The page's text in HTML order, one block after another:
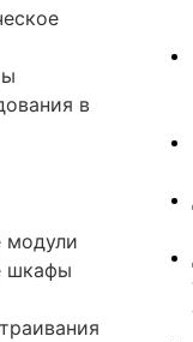
в
модули
шкафы